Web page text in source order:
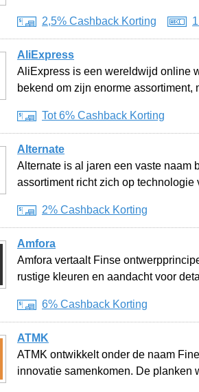
2,5% Cashback Korting
AliExpress
AliExpress is een wereldwijd online
bekend om zijn enorme assortiment,
Tot 6% Cashback Korting
Alternate
Alternate is al jaren een vaste naam
assortiment richt zich op technologie
2% Cashback Korting
Amfora
Amfora vertaalt Finse
rustige kleuren en aandacht voor
6% Cashback Korting
ATMK
ATMK ontwikkelt onder de naam
innovatie samenkomen. De planken